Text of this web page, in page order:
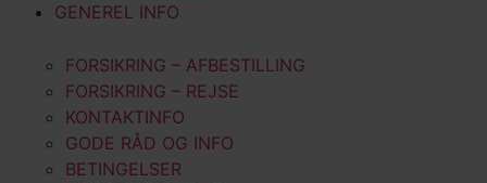
GENEREL INFO
FORSIKRING – AFBESTILLING
FORSIKRING – REJSE
KONTAKTINFO
GODE RÅD OG INFO
BETINGELSER